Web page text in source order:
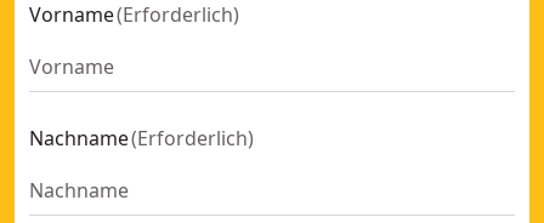
Vorname(Erforderlich)
Nachname(Erforderlich)